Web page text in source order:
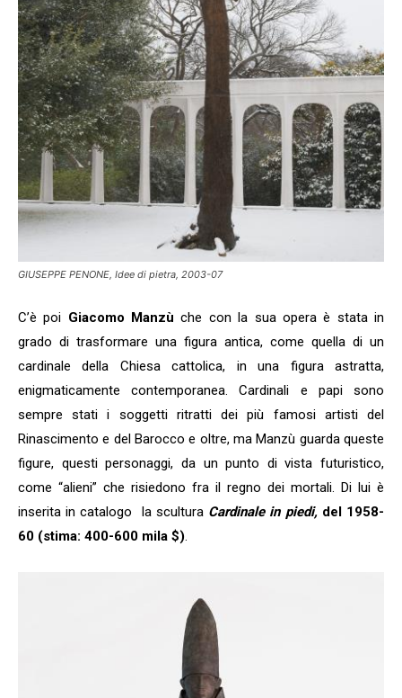
GIUSEPPE PENONE, Idee di pietra, 2003-07
C’è poi Giacomo Manzù che con la sua opera è stata in
grado di trasformare una figura antica, come quella di un
cardinale della Chiesa cattolica, in una figura astratta,
enigmaticamente contemporanea. Cardinali e papi sono
sempre stati i soggetti ritratti dei più famosi artisti del
Rinascimento e del Barocco e oltre, ma Manzù guarda queste
figure, questi personaggi, da un punto di vista futuristico,
come “alieni” che risiedono fra il regno dei mortali. Di lui è
inserita in catalogo la scultura Cardinale in piedi,del 1958-
60 (stima: 400-600 mila $).